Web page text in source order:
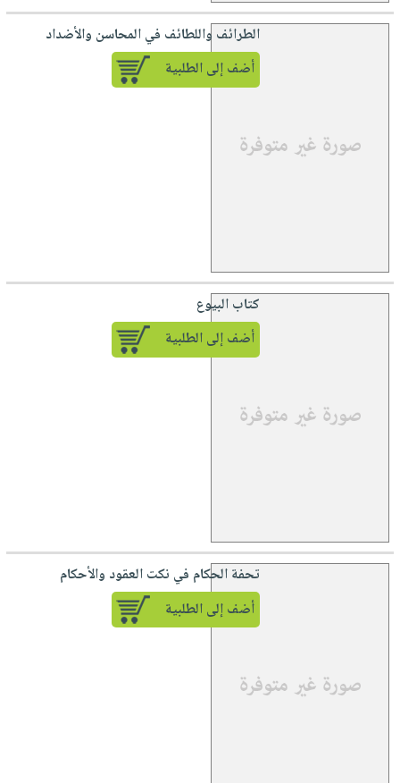
الطرائف واللطائف في المحاسن والأضداد
أضف إلى الطلبية
كتاب البيوع
أضف إلى الطلبية
تحفة الحكام في نكت العقود والأحكام
أضف إلى الطلبية